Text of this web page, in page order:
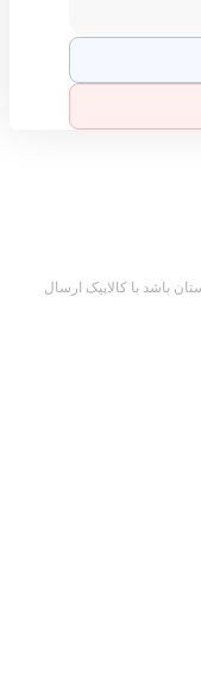
باشد با کالاپیک ارسال